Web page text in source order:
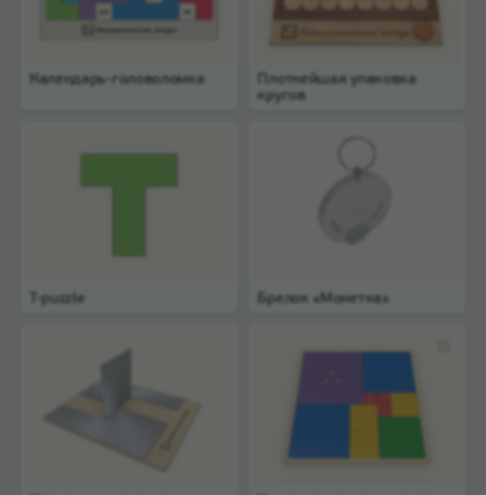
Календарь-головоломка
Плотнейшая упаковка
кругов
T-puzzle Брелок «Монетка»